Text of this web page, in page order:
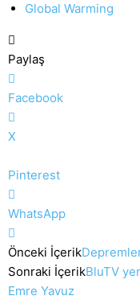
Global Warming
Paylaş
Facebook
X
Pinterest
WhatsApp
Önceki İçerik
Sonraki İçerikBluTV
Emre Yavuz